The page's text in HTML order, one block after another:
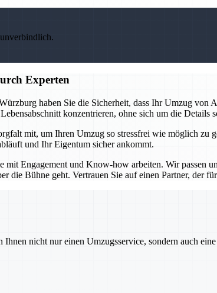
Experten
haben Sie die Sicherheit, dass Ihr Umzug von
konzentrieren, ohne sich um die Details
mit, um Ihren Umzug so stressfrei wie möglich zu
und Ihr Eigentum sicher ankommt.
Engagement und Know-how arbeiten. Wir passen
Bühne geht. Vertrauen Sie auf einen Partner, der
nicht nur einen Umzugsservice, sondern auch